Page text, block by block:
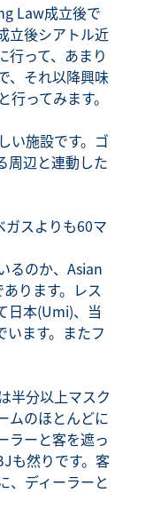
Law成立後で
立後シアトル近
行って、あまり
、それ以降興味
ってみます。
い施設です。ゴ
周辺と連動した
ガスよりも60マ
るのか、Asian
ります。レス
日本(Umi)、当
います。またフ
半分以上マスク
ムのほとんどに
ラーと客を遮っ
も然りです。客
、ディーラーと